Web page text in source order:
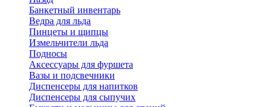
Банкетный инвентарь
Ведра для льда
Пинцеты и щипцы
Измельчители льда
Подносы
Аксессуары для фуршета
Вазы и подсвечники
Диспенсеры для напитков
Диспенсеры для сыпучих